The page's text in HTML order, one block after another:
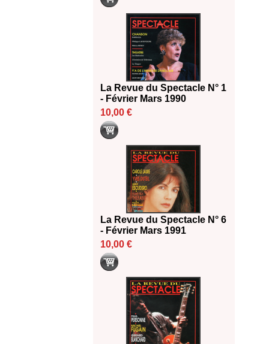
La Revue du Spectacle N° 1
- Février Mars 1990
10,00 €
La Revue du Spectacle N° 6
- Février Mars 1991
10,00 €